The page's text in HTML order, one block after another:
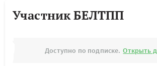
Участник БЕЛТПП
Доступно по подписке. Открыть